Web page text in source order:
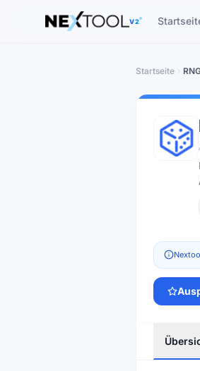
The AI tools directory — Find the Best
V2
Startseite